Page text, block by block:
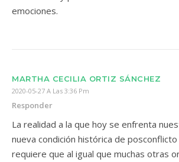
emociones.
MARTHA CECILIA ORTIZ SÁNCHEZ
2020-05-27 A Las 3:36 Pm
Responder
La realidad a la que hoy se enfrenta
nueva condición histórica de
requiere que al igual que muchas otras